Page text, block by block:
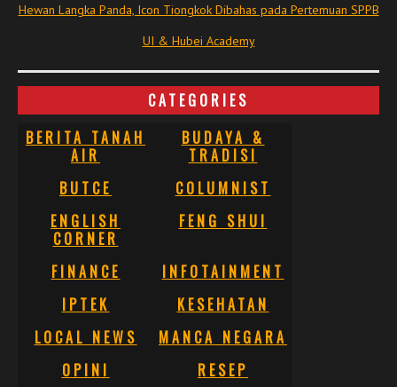
Hewan Langka Panda, Icon Tiongkok Dibahas pada Pertemuan SPPB
UI & Hubei Academy
CATEGORIES
BERITA TANAH
AIR
BUDAYA &
TRADISI
BUTCE
COLUMNIST
ENGLISH
CORNER
FENG SHUI
FINANCE
INFOTAINMENT
IPTEK
KESEHATAN
LOCAL NEWS
MANCA NEGARA
OPINI
RESEP